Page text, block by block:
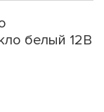
белый 12В